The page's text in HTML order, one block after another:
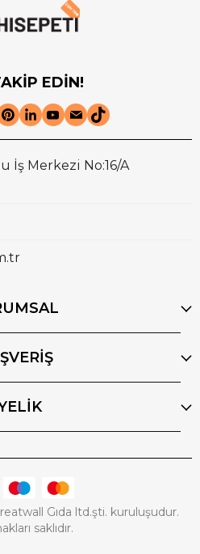
EDİN!
İş Merkezi No:16/A
Gıda ltd.şti. kuruluşudur.
saklıdır.